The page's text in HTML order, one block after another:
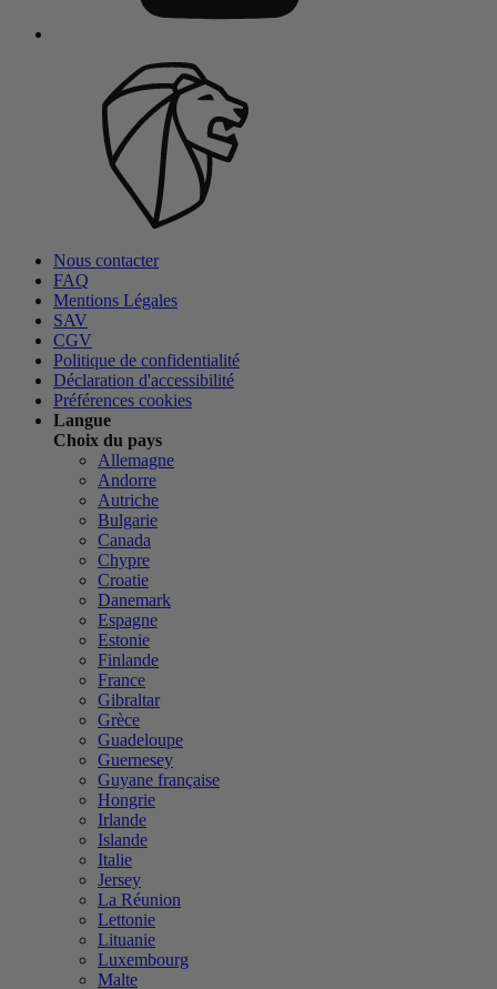
Nous contacter
FAQ
Mentions Légales
SAV
CGV
Politique de confidentialité
Déclaration d'accessibilité
Préférences cookies
Langue
Choix du pays
Allemagne
Andorre
Autriche
Bulgarie
Canada
Chypre
Croatie
Danemark
Espagne
Estonie
Finlande
France
Gibraltar
Grèce
Guadeloupe
Guernesey
Guyane française
Hongrie
Irlande
Islande
Italie
Jersey
La Réunion
Lettonie
Lituanie
Luxembourg
Malte